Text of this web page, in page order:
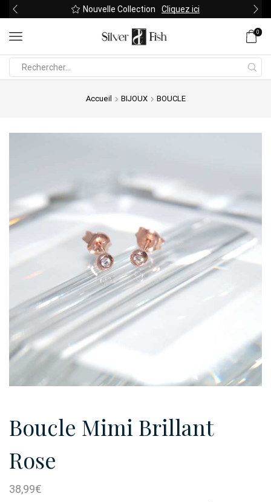
Nouvelle Collection Cliquez ici
0
Accueil BIJOUX BOUCLE
Boucle Mimi Brillant
Rose
38,99€